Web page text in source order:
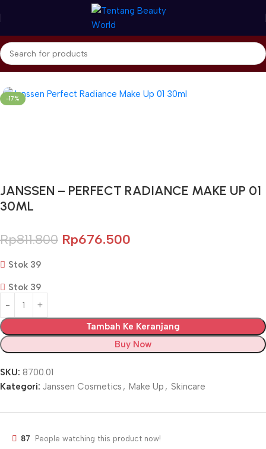
Beranda Janssen Cosmetics Make Up
-17%
JANSSEN – PERFECT RADIANCE MAKE UP 01
30ML
Rp811.800 Rp676.500
Stok 39
Stok 39
Tambah Ke Keranjang
Buy Now
SKU: 8700.01
Kategori: Janssen Cosmetics , Make Up , Skincare
87 People watching this product now!